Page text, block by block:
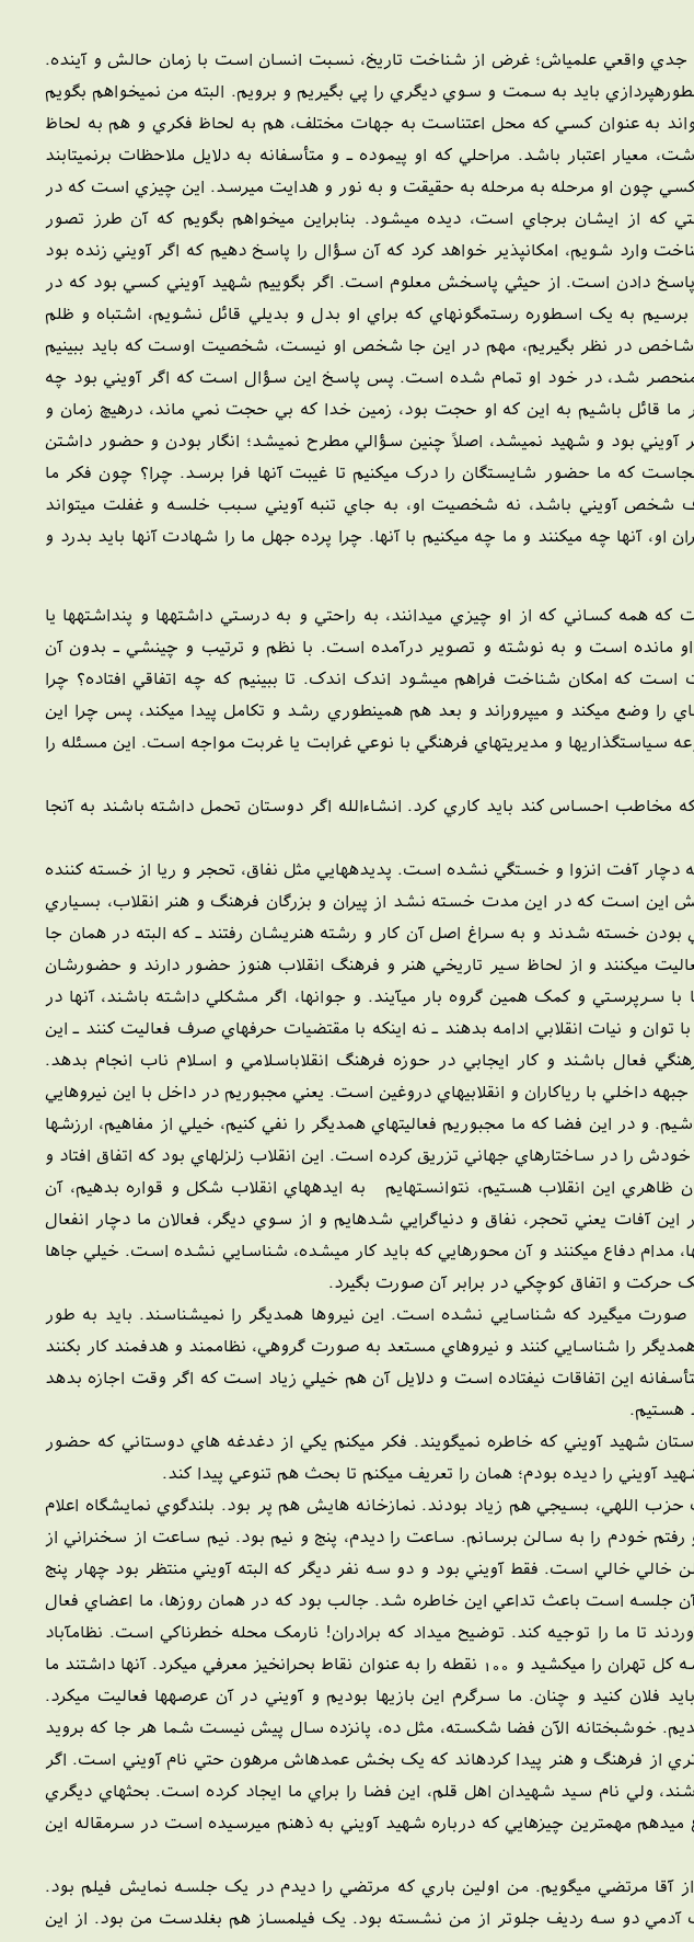
جدي واقعي علمياش؛ غرض از شناخت تاريخ، نسبت انسان است با زمان حالش و آينده.
بايد به سمت و سوي ديگري را پي بگيريم و برويم. البته من نميخواهم بگويم
به عنوان کسي که محل اعتناست به جهات مختلف، هم به لحاظ فکري و هم به لحاظ
اعتبار باشد. مراحلي که او پيموده ـ و متأسفانه به دلايل ملاحظات برنميتابند
کسي چون او مرحله به مرحله به حقيقت و به نور و هدايت ميرسد. اين چيزي است که در
از ايشان برجاي است، ديده ميشود. بنابراين ميخواهم بگويم که آن طرز تصور
وارد شويم، امکانپذير خواهد کرد که آن سؤال را پاسخ دهيم که اگر آويني زنده بود
پاسخ دادن است. از حيثي پاسخش معلوم است. اگر بگوييم شهيد آويني کسي بود که در
به يک اسطوره رستمگونهاي که براي او بدل و بديلي قائل نشويم، اشتباه و ظلم
شاخص در نظر بگيريم، مهم در اين جا شخص او نيست، شخصيت اوست که بايد ببينيم
شد، در خود او تمام شده است. پس پاسخ اين سؤال است که اگر آويني بود چه
ما قائل باشيم به اين که او حجت بود، زمين خدا که بي حجت نمي ماند، درهيچ زمان و
بود و شهيد نميشد، اصلاً چنين سؤالي مطرح نميشد؛ انگار بودن و حضور داشتن
که ما حضور شايستگان را درک ميکنيم تا غيبت آنها فرا برسد. چرا؟ چون فکر ما
شخص آويني باشد، نه شخصيت او، به جاي تنبه آويني سبب خلسه و غفلت ميتواند
آنها چه ميکنند و ما چه ميکنيم با آنها. چرا پرده جهل ما را شهادت آنها بايد بدرد و
همه کساني که از او چيزي ميدانند، به راحتي و به درستي داشتهها و پنداشتهها يا
از او مانده است و به نوشته و تصوير درآمده است. با نظم و ترتيب و چينشي ـ بدون آن
که امکان شناخت فراهم ميشود اندک اندک. تا ببينيم که چه اتفاقي افتاده؟ چرا
وضع ميکند و ميپروراند و بعد هم همينطوري رشد و تکامل پيدا ميکند، پس چرا اين
سياستگذاريها و مديريتهاي فرهنگي با نوعي غرابت يا غربت مواجه است. اين مسئله را
مخاطب احساس کند بايد کاري کرد. انشاءالله اگر دوستان تحمل داشته باشند به آنجا
آفت انزوا و خستگي نشده است. پديدههايي مثل نفاق، تحجر و ريا از خسته کننده
است که در اين مدت خسته نشد از پيران و بزرگان فرهنگ و هنر انقلاب، بسياري
بودن خسته شدند و به سراغ اصل آن کار و رشته هنريشان رفتند ـ که البته در همان جا
ميکنند و از لحاظ سير تاريخي هنر و فرهنگ انقلاب هنوز حضور دارند و حضورشان
و کمک همين گروه بار ميآيند. و جوانها، اگر مشکلي داشته باشند، آنها در
و نيات انقلابي ادامه بدهند ـ نه اينکه با مقتضيات حرفهاي صرف فعاليت کنند ـ اين
فعال باشند و کار ايجابي در حوزه فرهنگ انقلاباسلامي و اسلام ناب انجام بدهد.
داخلي با رياکاران و انقلابيهاي دروغين است. يعني مجبوريم در داخل با اين نيروهايي
در اين فضا که ما مجبوريم فعاليتهاي همديگر را نفي کنيم، خيلي از مفاهيم، ارزشها
را در ساختارهاي جهاني تزريق کرده است. اين انقلاب زلزلهاي بود که اتفاق افتاد و
ظاهري اين انقلاب هستيم، نتوانستهايم به ايدههاي انقلاب شکل و قواره بدهيم، آن
آفات يعني تحجر، نفاق و دنياگرايي شدهايم و از سوي ديگر، فعالان ما دچار انفعال
مدام دفاع ميکنند و آن محورهايي که بايد کار ميشده، شناسايي نشده است. خيلي جاها
حرکت و اتفاق کوچکي در برابر آن صورت بگيرد.
صورت ميگيرد که شناسايي نشده است. اين نيروها همديگر را نميشناسند. بايد به طور
را شناسايي کنند و نيروهاي مستعد به صورت گروهي، نظاممند و هدفمند کار بکنند
اين اتفاقات نيفتاده است و دلايل آن هم خيلي زياد است که اگر وقت اجازه بدهد
هستيم.
شهيد آويني که خاطره نميگويند. فکر ميکنم يکي از دغدغه هاي دوستاني که حضور
آويني را ديده بودم؛ همان را تعريف ميکنم تا بحث هم تنوعي پيدا کند.
هم خيلي شلوغ بود. طيف حزب اللهي، بسيجي هم زياد بودند. نمازخانه هايش هم پر بود. بلندگوي نمايشگاه اعلام
سالنها در ساعت 5 سخنراني دارد. بدو بدو رفتم خودم را به سالن برسانم. ساعت را ديدم، پنج و نيم بود. نيم ساعت از سخنراني از
خالي است. فقط آويني بود و دو سه نفر ديگر که البته آويني منتظر بود چهار پنج
جلسه است باعث تداعي اين خاطره شد. جالب بود که در همان روزها، ما اعضاي فعال
تا ما را توجيه كند. توضيح ميداد که برادران! نارمک محله خطرناکي است. نظامآباد
خطرناک است. نازيآباد خطرناک است. نياوران و تجريش بحرانخيز هستند. نقشه کل تهران را ميکشيد و 100 نقطه را به عنوان نقاط بحرانخيز معرفي ميکرد. آنها داشتند ما
فلان کنيد و چنان. ما سرگرم اين بازيها بوديم و آويني در آن عرصهها فعاليت ميکرد.
را 100 تا ميبرديم نماز جمعه، 99تايش را برميگردانديم. خوشبختانه الآن فضا شکسته، مثل ده، پانزده سال پيش نيست شما هر جا که برويد
از فرهنگ و هنر پيدا کردهاند که يک بخش عمدهاش مرهون حتي نام آويني است. اگر
ولي نام سيد شهيدان اهل قلم، اين فضا را براي ما ايجاد کرده است. بحثهاي ديگري
مهمترين چيزهايي که درباره شهيد آويني به ذهنم ميرسيده است در سرمقاله اين
آقا مرتضي ميگويم. من اولين باري که مرتضي را ديدم در يک جلسه نمايش فيلم بود.
آدمي دو سه رديف جلوتر از من نشسته بود. يک فيلمساز هم بغلدست من بود. از اين